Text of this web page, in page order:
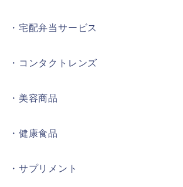
・宅配弁当サービス
・コンタクトレンズ
・美容商品
・健康食品
・サプリメント